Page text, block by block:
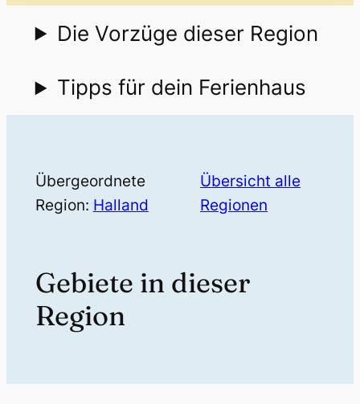
Die Vorzüge dieser Region
Tipps für dein Ferienhaus
Übergeordnete
Region: Halland
Übersicht alle
Regionen
Gebiete in dieser
Region